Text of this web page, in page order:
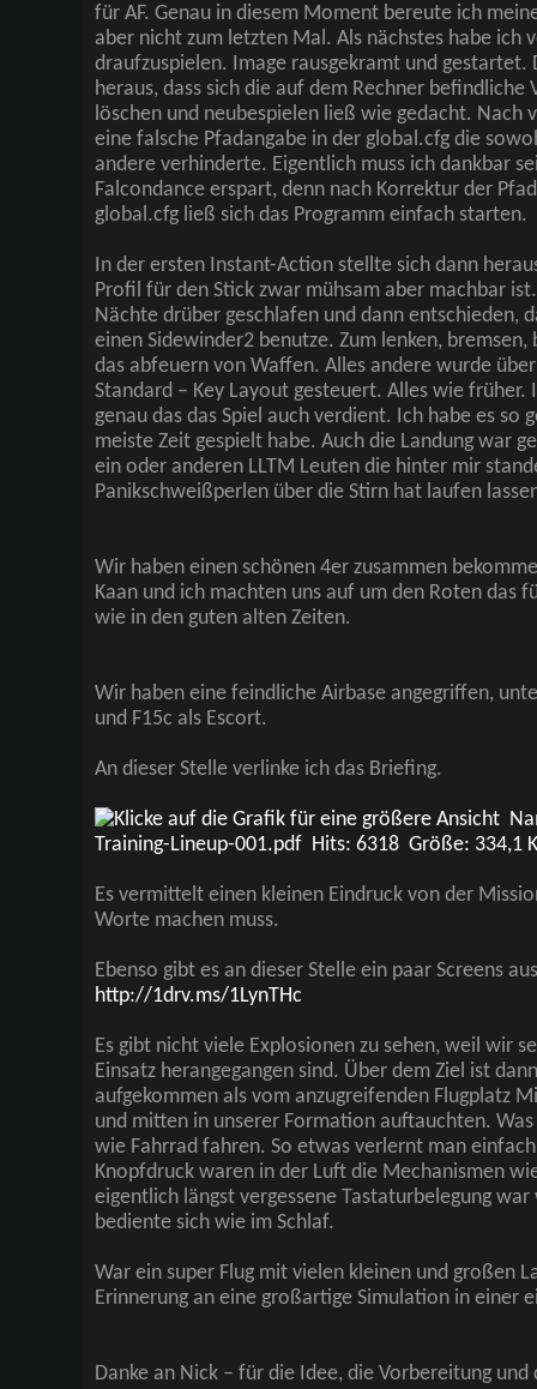
für AF. Genau in diesem Moment bereute ich
aber nicht zum letzten Mal. Als nächstes habe ich
draufzuspielen. Image rausgekramt und gestartet.
heraus, dass sich die auf dem Rechner befindliche
löschen und neubespielen ließ wie gedacht. Nach
eine falsche Pfadangabe in der global.cfg die
andere verhinderte. Eigentlich muss ich dankbar
Falcondance erspart, denn nach Korrektur der
global.cfg ließ sich das Programm einfach starten.
In der ersten Instant-Action stellte sich dann
Profil für den Stick zwar mühsam aber machbar
Nächte drüber geschlafen und dann entschieden,
einen Sidewinder2 benutze. Zum lenken, bremsen,
das abfeuern von Waffen. Alles andere wurde
Standard – Key Layout gesteuert. Alles wie früher.
genau das das Spiel auch verdient. Ich habe es so
meiste Zeit gespielt habe. Auch die Landung war
ein oder anderen LLTM Leuten die hinter mir
Panikschweißperlen über die Stirn hat laufen
Wir haben einen schönen 4er zusammen
Kaan und ich machten uns auf um den Roten das
wie in den guten alten Zeiten.
Wir haben eine feindliche Airbase angegriffen,
und F15c als Escort.
An dieser Stelle verlinke ich das Briefing.
Es vermittelt einen kleinen Eindruck von der
Worte machen muss.
Ebenso gibt es an dieser Stelle ein paar Screens
http://1drv.ms/1LynTHc
Es gibt nicht viele Explosionen zu sehen, weil wir
Einsatz herangegangen sind. Über dem Ziel ist
aufgekommen als vom anzugreifenden Flugplatz
und mitten in unserer Formation auftauchten.
wie Fahrrad fahren. So etwas verlernt man
Knopfdruck waren in der Luft die Mechanismen
eigentlich längst vergessene Tastaturbelegung
bediente sich wie im Schlaf.
War ein super Flug mit vielen kleinen und großen
Erinnerung an eine großartige Simulation in einer
Danke an Nick – für die Idee, die Vorbereitung und